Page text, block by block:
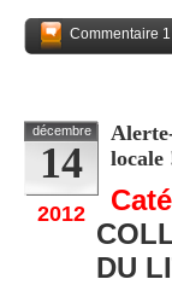
Commentaire 1
décembre
14
2012
locale
DU